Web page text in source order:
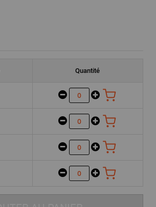
Quantité